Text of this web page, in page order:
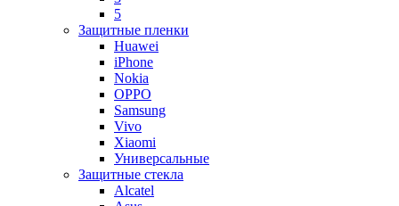
5
Защитные пленки
Huawei
iPhone
Nokia
OPPO
Samsung
Vivo
Xiaomi
Универсальные
Защитные стекла
Alcatel